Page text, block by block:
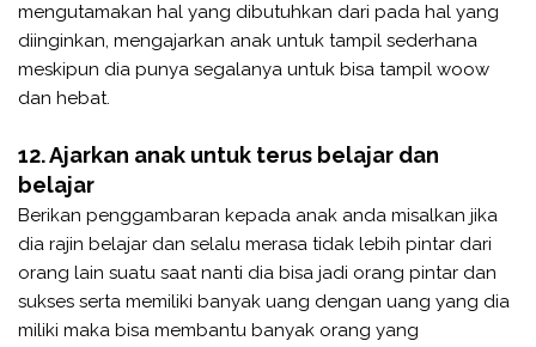
mengutamakan hal yang dibutuhkan dari pada hal yang
diinginkan, mengajarkan anak untuk tampil sederhana
meskipun dia punya segalanya untuk bisa tampil woow
dan hebat.
12. Ajarkan anak untuk terus belajar dan
belajar
Berikan penggambaran kepada anak anda misalkan jika
dia rajin belajar dan selalu merasa tidak lebih pintar dari
orang lain suatu saat nanti dia bisa jadi orang pintar dan
sukses serta memiliki banyak uang dengan uang yang dia
miliki maka bisa membantu banyak orang yang